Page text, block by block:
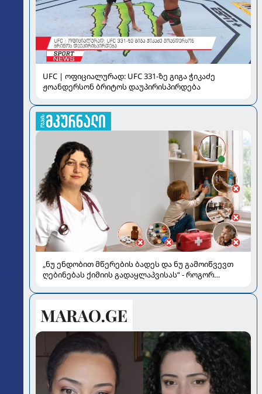
UFC | ოფიციალურად: UFC 331-ზე გიგა ჭიკაძე
ჟოანდერსონ ბრიტოს დაუპირისპირდება
„ნუ ენდობით მწერების ბადეს და ნუ გამოიწვევთ
ღებინებას ქიმიის გადაყლაპვისას“ - როგორ
სალომე ახვლედიანის რჩევები